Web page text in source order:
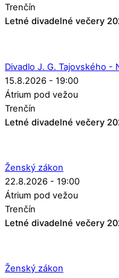
Trenčín
Letné divadelné večery
Divadlo J. G. Tajovského -
15.8.2026 - 19:00
Átrium pod vežou
Trenčín
Letné divadelné večery
Ženský zákon
22.8.2026 - 19:00
Átrium pod vežou
Trenčín
Letné divadelné večery
Ženský zákon